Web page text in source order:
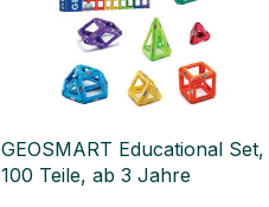
GEOSMART Educational Set,
100 Teile, ab 3 Jahre